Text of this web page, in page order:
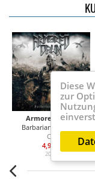
Armored Dawn
Barbarians In Black
CD
4,99 €
2018
Diese
zur